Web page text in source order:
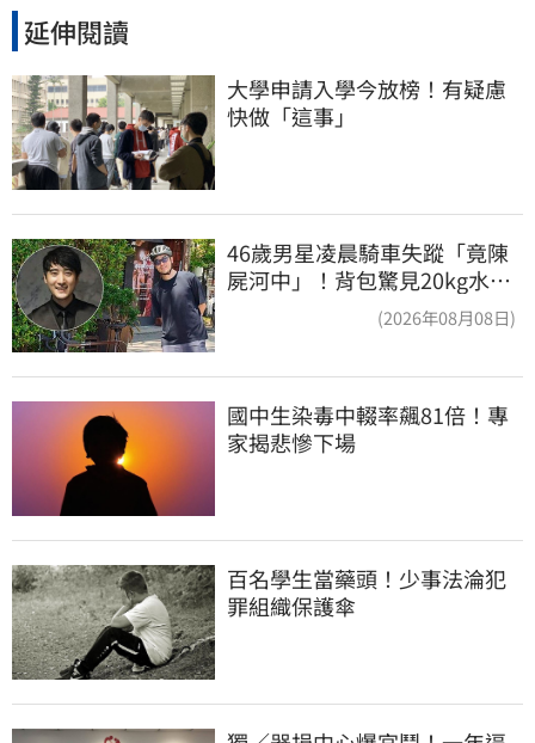
延伸閱讀
大學申請入學今放榜！有疑慮
快做「這事」
46歲男星凌晨騎車失蹤「竟陳
屍河中」！背包驚見20kg水泥
(2026年08月08日)
國中生染毒中輟率飆81倍！專
家揭悲慘下場
百名學生當藥頭！少事法淪犯
罪組織保護傘